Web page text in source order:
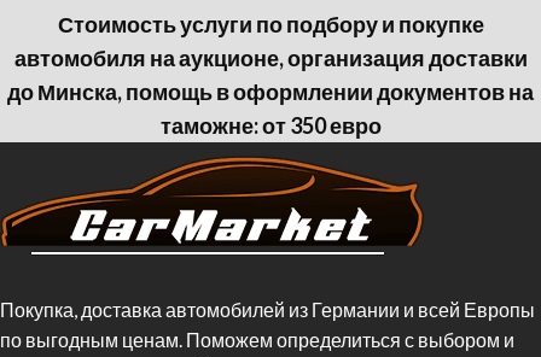
Стоимость услуги по подбору и покупке
автомобиля на аукционе, организация доставки
до Минска, помощь в оформлении документов на
таможне: от 350 евро
Покупка, доставка автомобилей из Германии и всей Европы
по выгодным ценам. Поможем определиться с выбором и